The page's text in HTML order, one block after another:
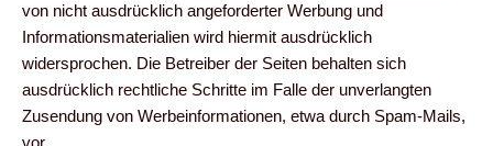
von nicht ausdrücklich angeforderter Werbung und
Informationsmaterialien wird hiermit ausdrücklich
widersprochen. Die Betreiber der Seiten behalten sich
ausdrücklich rechtliche Schritte im Falle der unverlangten
Zusendung von Werbeinformationen, etwa durch Spam-Mails,